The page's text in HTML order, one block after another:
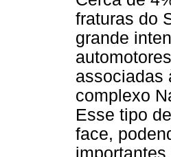
fraturas do
grande
associadas
complexo
Esse tipo
face,